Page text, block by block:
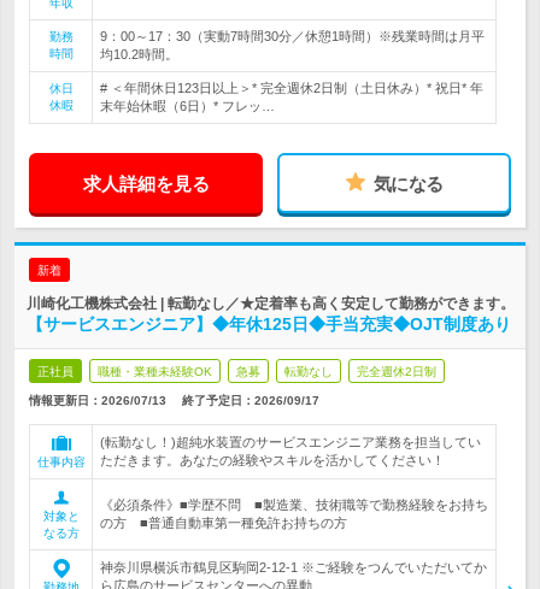
年収
勤務
時間
9：00～17：30（実動7時間30分／休憩1時間）※残業時間は月平
均10.2時間。
休日
休暇
# ＜年間休日123日以上＞* 完全週休2日制（土日休み）* 祝日* 年
末年始休暇（6日）* フレッ…
求人詳細を見る 気になる
新着
川崎化工機株式会社 | 転勤なし／★定着率も高く安定して勤務ができます。
【サービスエンジニア】◆年休125日◆手当充実◆OJT制度あり
正社員 職種・業種未経験OK 急募 転勤なし 完全週休2日制
情報更新日：2026/07/13 終了予定日： 2026/09/17
仕事内容
(転勤なし！)超純水装置のサービスエンジニア業務を担当してい
ただきます。あなたの経験やスキルを活かしてください！
対象と
なる方
《必須条件》■学歴不問 ■製造業、技術職等で勤務経験をお持ち
の方 ■普通自動車第一種免許お持ちの方
神奈川県横浜市鶴見区駒岡2-12-1 ※ご経験をつんでいただいてか
ら広島のサービスセンターへの異動…